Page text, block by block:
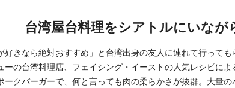
台湾屋台料理をシアトルにいなが
好きなら絶対おすすめ」と台湾出身の友人に連れて行って
ーの台湾料理店、フェイシング・イーストの人気レシピに
ークバーガーで、何と言っても肉の柔らかさが抜群。大量の